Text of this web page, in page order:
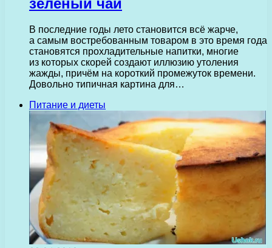
В последние годы лето становится всё жарче,
а самым востребованным товаром в это время года
становятся прохладительные напитки, многие
из которых скорей создают иллюзию утоления
жажды, причём на короткий промежуток времени.
Довольно типичная картина для…
Питание и диеты